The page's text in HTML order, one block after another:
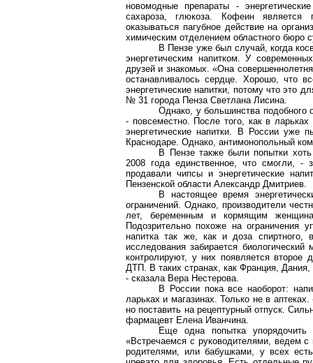
новомодные препараты -
сахароза, глюкоза. Кофеин является
оказываться пагубное действие на
химическим отделением областного бюро
В Пензе уже был случай, когда
энергетическим напитком. У
друзей и знакомых. «Она
останавливалось сердце. Хорошо, что
энергетические напитки, потому что это
№ 31 города Пенза Светлана Лисина.
Однако, у большинства подобного
- повсеместно. После того, как в
энергетические напитки. В России уже
Краснодаре. Однако, антимонопольный
В Пензе также были попытки
2008 года единственное, что смогли, -
продавали чипсы и энергетические
Пензенской области Александр Дмитриев.
В настоящее время
ограничений. Однако, производители
лет, беременным и кормящим
Подозрительно похоже на ограничения
напитка так же, как и доза
исследования забирается
контролируют, у них появляется второе
ДТП. В таких странах, как Франция, Дания,
- сказала Вера Нестерова.
В России пока все наоборот:
ларьках и магазинах. Только не в
но поставить на рецептурный отпуск.
фармацевт Елена Иванчина.
Еще одна попытка упорядочить
«Встречаемся с руководителями, ведем
родителями, или бабушками, у всех